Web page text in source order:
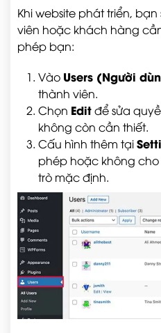
Khi website phát triển,
viên hoặc khách hàng
phép bạn:
Vào Users (Người
thành viên.
Chọn Editđể sửa
không còn cần thiết.
Cấu hình thêm tại
phép hoặc không
trò mặc định.